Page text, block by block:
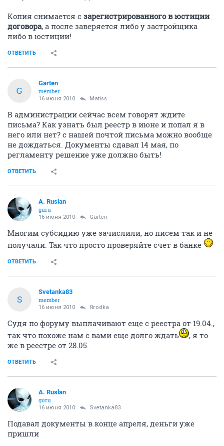
Копия снимается с зарегистрированного в юстиции
договора, а после заверяется либо у застройщика
либо в юстиции!
ОТВЕТИТЬ
G
Garten
member
16 июня 2010 Matiss
В администрации сейчас всем говорят ждите
письма? Как узнать был реестр в июне и попал я в
него или нет? с нашей почтой письма можно вообще
не дождаться. Документы сдавал 14 мая, по
регламенту решение уже должно быть!
ОТВЕТИТЬ
A. Ruslan
guru
16 июня 2010 Garten
Многим субсидию уже зачислили, но писем так и не
получали. Так что просто проверяйте счет в банке
ОТВЕТИТЬ
S
Svetanka83
member
16 июня 2010 Ягоdkа
Судя по форуму выплачивают еще с реестра от 19.04.,
так что похоже нам с вами еще долго ждать
, я то
же в реестре от 28.05.
ОТВЕТИТЬ
A. Ruslan
guru
16 июня 2010 Svetanka83
Подавал документы в конце апреля, деньги уже
пришли